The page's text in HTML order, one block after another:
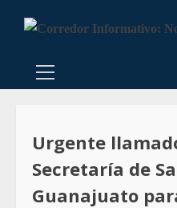
Urgente
Secretaría de
Guanajuato